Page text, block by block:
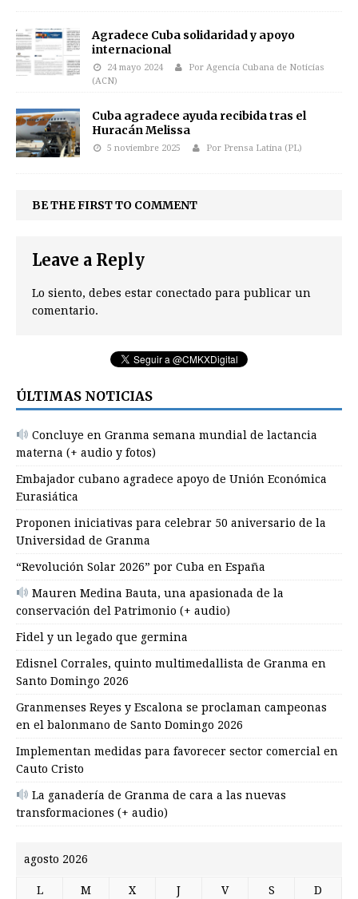
Agradece Cuba solidaridad y apoyo
internacional
24 mayo 2024
Por Agencia Cubana de Noticias
(ACN)
Cuba agradece ayuda recibida tras el
Huracán Melissa
5 noviembre 2025 Por Prensa Latina (PL)
BE THE FIRST TO COMMENT
Leave a Reply
Lo siento, debes estar conectado para publicar un
comentario.
ÚLTIMAS NOTICIAS
Concluye en Granma semana mundial de lactancia
materna (+ audio y fotos)
Embajador cubano agradece apoyo de Unión Económica
Eurasiática
Proponen iniciativas para celebrar 50 aniversario de la
Universidad de Granma
“Revolución Solar 2026” por Cuba en España
Mauren Medina Bauta, una apasionada de la
conservación del Patrimonio (+ audio)
Fidel y un legado que germina
Edisnel Corrales, quinto multimedallista de Granma en
Santo Domingo 2026
Granmenses Reyes y Escalona se proclaman campeonas
en el balonmano de Santo Domingo 2026
Implementan medidas para favorecer sector comercial en
Cauto Cristo
La ganadería de Granma de cara a las nuevas
transformaciones (+ audio)
agosto 2026
L M X J V S D